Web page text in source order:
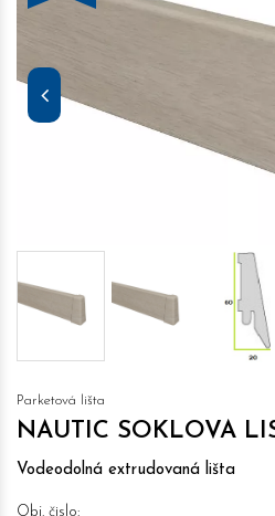
Parketová lišta
NAUTIC SOKLOVA
Vodeodolná extrudovaná lišta
Obj. čislo: